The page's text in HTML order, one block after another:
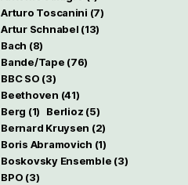
Arturo Toscanini (7)
Artur Schnabel (13)
Bach (8)
Bande/Tape (76)
BBC SO (3)
Beethoven (41)
Berg (1) Berlioz (5)
Bernard Kruysen (2)
Boris Abramovich (1)
Boskovsky Ensemble (3)
BPO (3)